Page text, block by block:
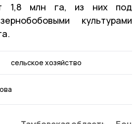
1,8 млн га, из них под
культурами
сельское хозяйство